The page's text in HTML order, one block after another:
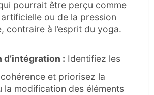
pourrait être perçu comme
artificielle ou de la pression
contraire à l’esprit du yoga.
d’intégration : Identifiez les
et priorisez la
la modification des éléments